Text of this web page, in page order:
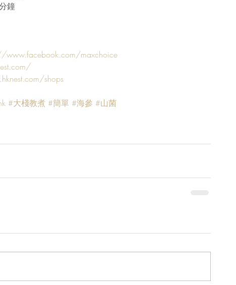
鐘
www.facebook.com/maxchoice
shops
#大棧教煮 #簡單 #海參 #山菌